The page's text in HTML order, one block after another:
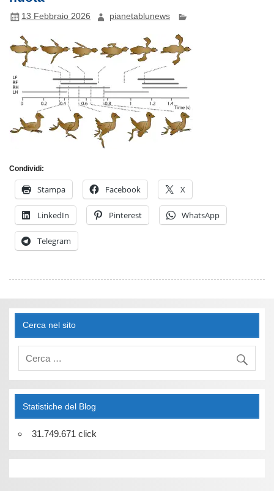
13 Febbraio 2026 pianetablunews
Condividi:
Stampa Facebook X
LinkedIn Pinterest WhatsApp
Telegram
Cerca nel sito
Statistiche del Blog
31.749.671 click